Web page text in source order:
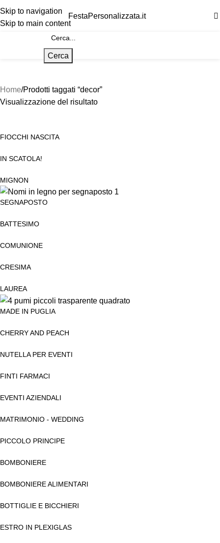
Skip to navigation
Skip to main content
FestaPersonalizzata.it
Cerca
Home Prodotti taggati “decor”
Visualizzazione del risultato
FIOCCHI NASCITA
IN SCATOLA!
MIGNON
SEGNAPOSTO
BATTESIMO
COMUNIONE
CRESIMA
LAUREA
MADE IN PUGLIA
CHERRY AND PEACH
NUTELLA PER EVENTI
FINTI FARMACI
EVENTI AZIENDALI
MATRIMONIO - WEDDING
PICCOLO PRINCIPE
BOMBONIERE
BOMBONIERE ALIMENTARI
BOTTIGLIE E BICCHIERI
ESTRO IN PLEXIGLAS